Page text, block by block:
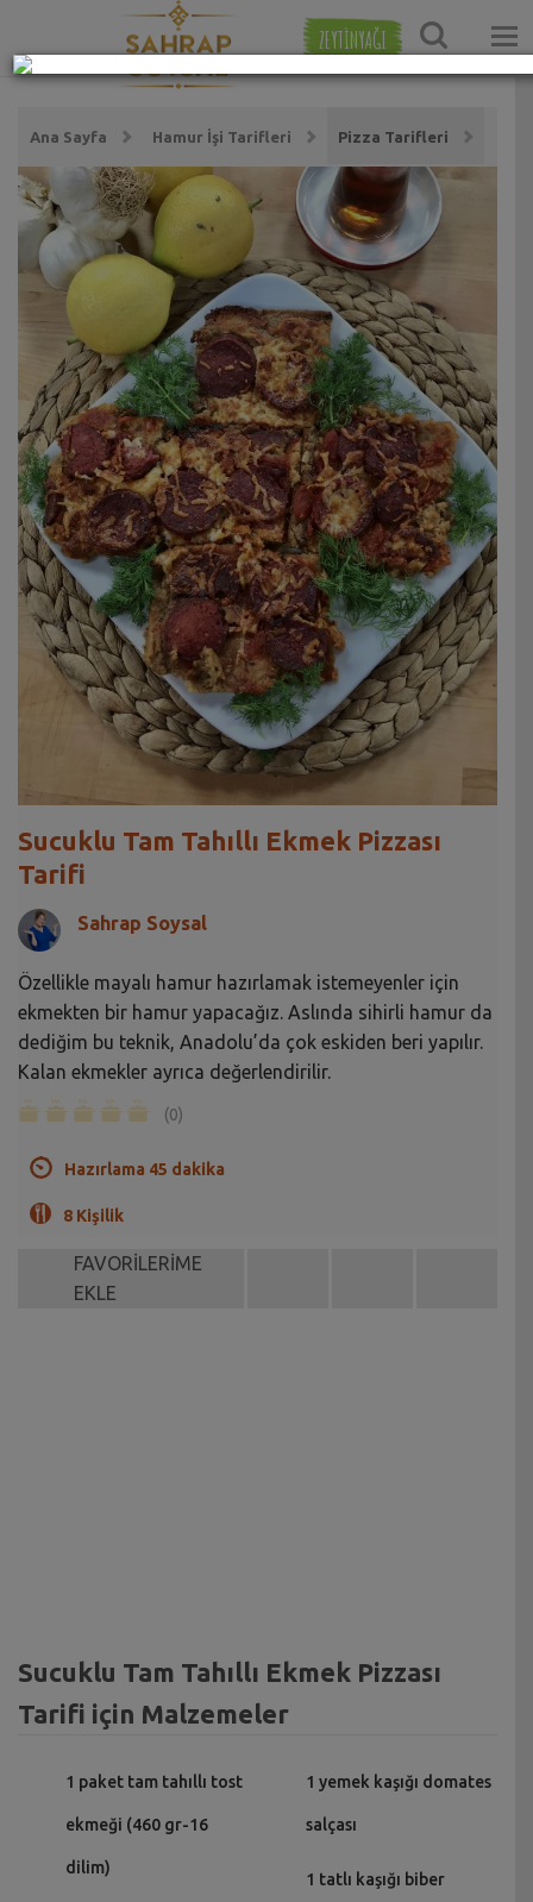
ZEYTİNYAĞI
Ana Sayfa Hamur İşi Tarifleri Pizza Tarifleri
Sucuklu Tam Tahıllı Ekmek Pizzası
Tarifi
Sahrap Soysal
Özellikle mayalı hamur hazırlamak istemeyenler için
ekmekten bir hamur yapacağız. Aslında sihirli hamur da
dediğim bu teknik, Anadolu’da çok eskiden beri yapılır.
Kalan ekmekler ayrıca değerlendirilir.
(0)
Hazırlama 45 dakika
8 Kişilik
FAVORİLERİME
EKLE
Sucuklu Tam Tahıllı Ekmek Pizzası
Tarifi için Malzemeler
1 paket tam tahıllı tost
ekmeği (460 gr-16
dilim)
1 yemek kaşığı domates
salçası
1 tatlı kaşığı biber